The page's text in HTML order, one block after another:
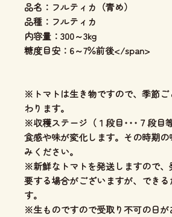
品名：フルティカ（青め）
品種：フルティカ
内容量：300～3kg
糖度目安：6～7％前後</span>
※トマトは生き物ですので、季節ご
わります。
※収穫ステージ（１段目･･･７段目
食感や味が変化します。その時期の
みください。
※新鮮なトマトを発送しますので、
要する場合がございますが、できる
す。
※生ものですので受取り不可の日が